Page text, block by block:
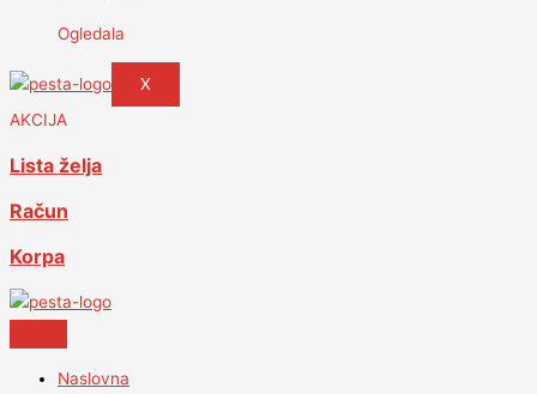
Ogledala
X
AKCIJA
Lista želja
Račun
Korpa
Naslovna